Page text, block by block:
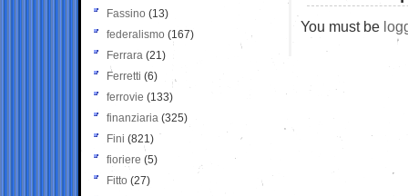
You must be
Fassino (13)
federalismo (167)
Ferrara (21)
Ferretti (6)
ferrovie (133)
finanziaria (325)
Fini (821)
fioriere (5)
Fitto (27)